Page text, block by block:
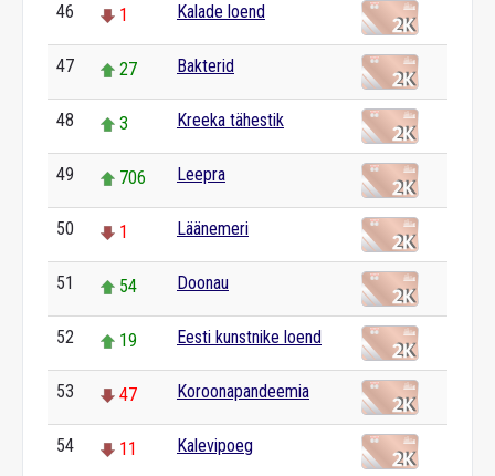
46 1 Kalade loend
47 27 Bakterid
48 3 Kreeka tähestik
49 706 Leepra
50 1 Läänemeri
51 54 Doonau
52 19 Eesti kunstnike loend
53 47 Koroonapandeemia
54 11 Kalevipoeg